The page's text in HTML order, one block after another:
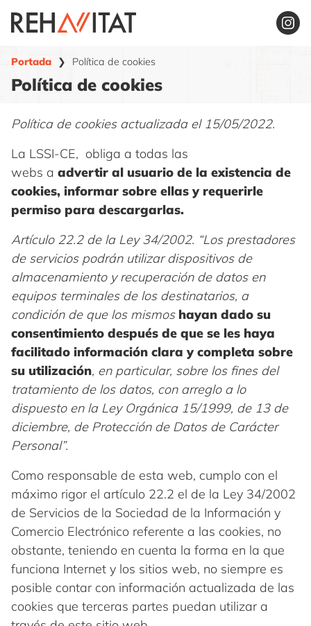
contenido
Portada ❯ Política de cookies
Política de cookies
Política de cookies actualizada el 15/05/2022.
La LSSI-CE, obliga a todas las
webs a advertir al usuario de la existencia de
cookies, informar sobre ellas y requerirle
permiso para descargarlas.
Artículo 22.2 de la Ley 34/2002. “Los prestadores
de servicios podrán utilizar dispositivos de
almacenamiento y recuperación de datos en
equipos terminales de los destinatarios, a
condición de que los mismos hayan dado su
consentimiento después de que se les haya
facilitado información clara y completa sobre
su utilización, en particular, sobre los fines del
tratamiento de los datos, con arreglo a lo
dispuesto en la Ley Orgánica 15/1999, de 13 de
diciembre, de Protección de Datos de Carácter
Personal”.
Como responsable de esta web, cumplo con el
máximo rigor el artículo 22.2 el de la Ley 34/2002
de Servicios de la Sociedad de la Información y
Comercio Electrónico referente a las cookies, no
obstante, teniendo en cuenta la forma en la que
funciona Internet y los sitios web, no siempre es
posible contar con información actualizada de las
cookies que terceras partes puedan utilizar a